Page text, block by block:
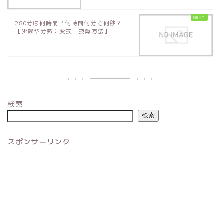
280分は何時間？何時間何分で何秒？
【少数や分数：変換・換算方法】
検索
検索
スポンサーリンク